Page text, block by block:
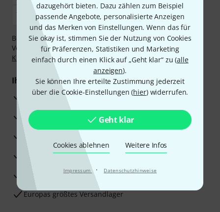
dazugehört bieten. Dazu zählen zum Beispiel
passende Angebote, personalisierte Anzeigen
und das Merken von Einstellungen. Wenn das für
Sie okay ist, stimmen Sie der Nutzung von Cookies
für Präferenzen, Statistiken und Marketing
einfach durch einen Klick auf „Geht klar“ zu (alle
anzeigen).
Sie können Ihre erteilte Zustimmung jederzeit
über die Cookie-Einstellungen (hier) widerrufen.
Geht klar
Cookies ablehnen Weitere Infos
Impressum · Datenschutzhinweise
Bezahlen Sie vertraulich und sicher per Nachnahme,
Vorkasse, PayPal, Amazon Pay,Klarna Sofort bezahlen
Klarna Ratenzahlungoder Kreditkarte.
Ihre Vorteile
3 Jahre Thomann Garantie
30 Tage Money-Back-Garantie
Reparaturservice
Beratung durch Fachexperten
Zufriedenheitsgarantie
Europas größtes Versandlager